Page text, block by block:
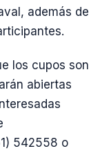
además de
los cupos son
abiertas
542558 o